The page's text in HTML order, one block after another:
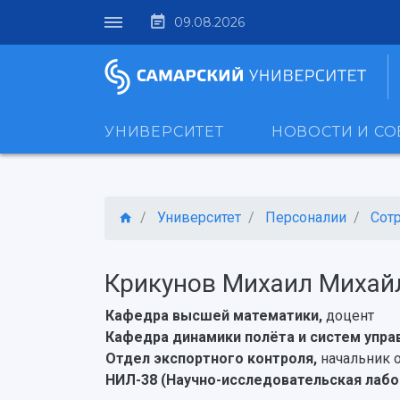
09.08.2026
УНИВЕРСИТЕТ НОВОСТИ И
Университет Персоналии
Крикунов Михаил
Кафедра высшей математики, доцент
Кафедра динамики полёта и систем
Отдел экспортного контроля, начальник
НИЛ-38 (Научно-исследовательская